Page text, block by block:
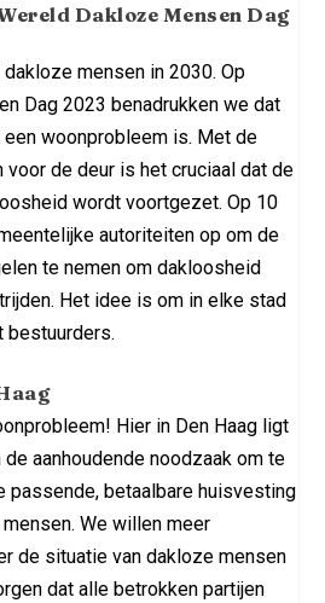
Dakloze Mensen Dag
mensen in 2030. Op
Dag 2023 benadrukken we dat
woonprobleem is. Met de
de deur is het cruciaal dat de
wordt voortgezet. Op 10
autoriteiten op om de
te nemen om dakloosheid
Het idee is om in elke stad
bestuurders.
Hier in Den Haag ligt
aanhoudende noodzaak om te
passende, betaalbare huisvesting
We willen meer
de situatie van dakloze mensen
dat alle betrokken partijen